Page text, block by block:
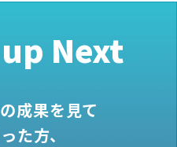
Next
成果を見て
た方、